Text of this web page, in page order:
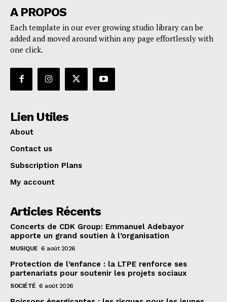
A PROPOS
Each template in our ever growing studio library can be
added and moved around within any page effortlessly with
one click.
Lien Utiles
About
Contact us
Subscription Plans
My account
Articles Récents
Concerts de CDK Group: Emmanuel Adebayor
apporte un grand soutien à l’organisation
MUSIQUE 6 août 2026
Protection de l’enfance : la LTPE renforce ses
partenariats pour soutenir les projets sociaux
SOCIÉTÉ 6 août 2026